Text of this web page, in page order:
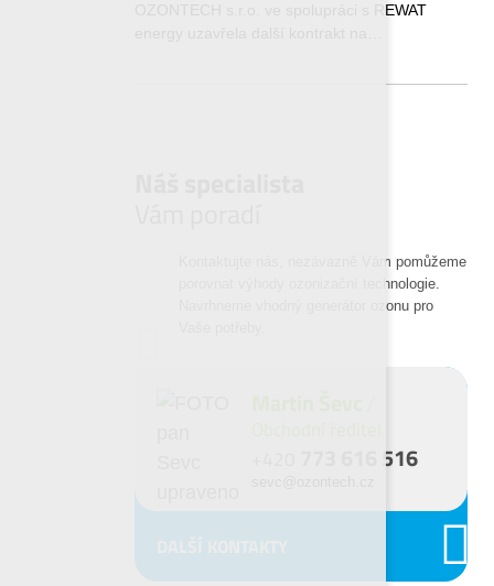
OZONTECH s.r.o. ve spolupráci s REWAT
Kontaktujte nás, nezávazně Vám pomůžeme
porovnat výhody ozonizační technologie.
Navrhneme vhodný generátor ozonu pro
773 616 516